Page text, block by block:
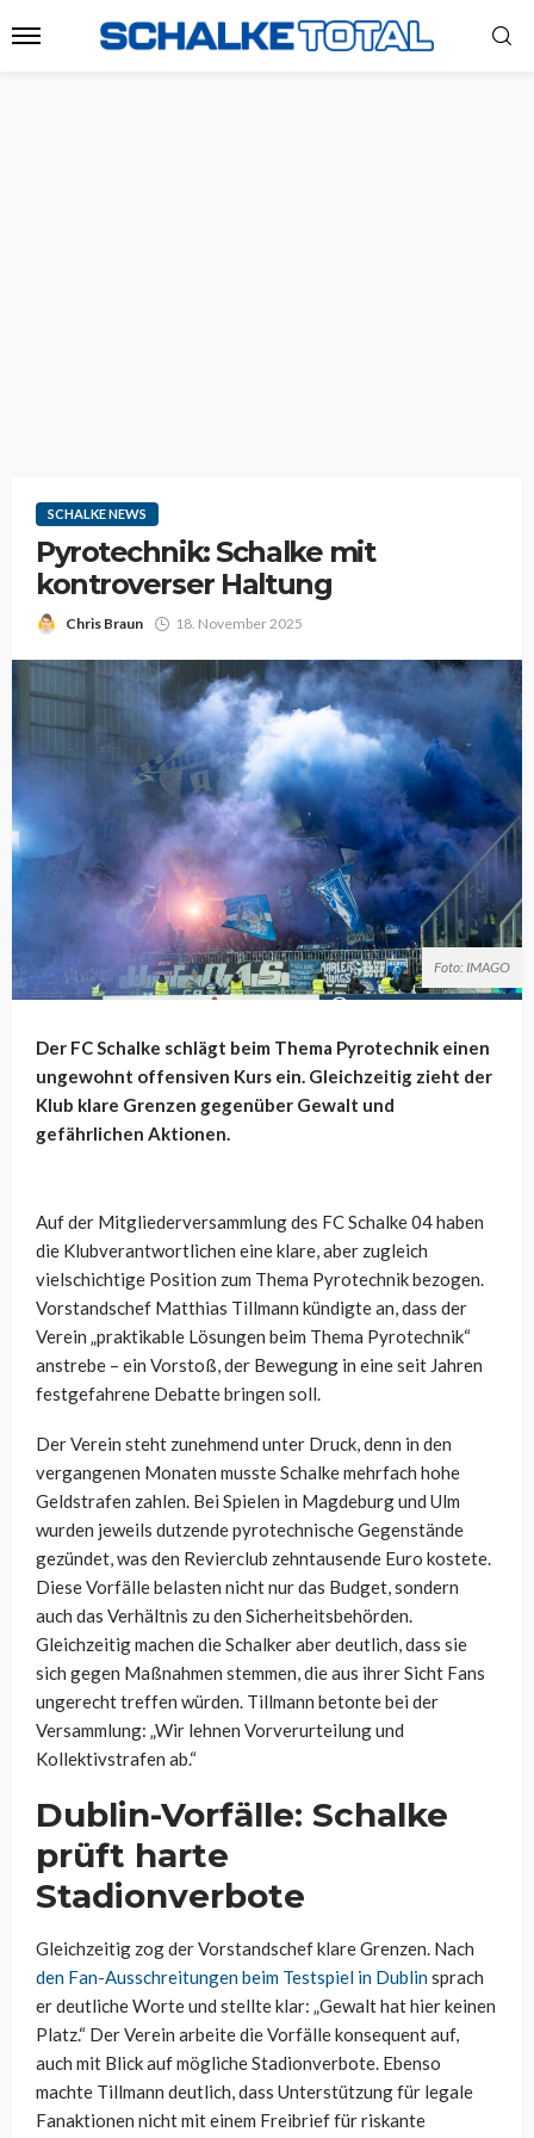
SCHALKE NEWS
Pyrotechnik: Schalke mit
kontroverser Haltung
Chris Braun 18. November 2025
Foto: IMAGO
Der FC Schalke schlägt beim Thema Pyrotechnik einen
ungewohnt offensiven Kurs ein. Gleichzeitig zieht der
Klub klare Grenzen gegenüber Gewalt und
gefährlichen Aktionen.
Auf der Mitgliederversammlung des FC Schalke 04 haben
die Klubverantwortlichen eine klare, aber zugleich
vielschichtige Position zum Thema Pyrotechnik bezogen.
Vorstandschef Matthias Tillmann kündigte an, dass der
Verein „praktikable Lösungen beim Thema Pyrotechnik“
anstrebe – ein Vorstoß, der Bewegung in eine seit Jahren
festgefahrene Debatte bringen soll.
Der Verein steht zunehmend unter Druck, denn in den
vergangenen Monaten musste Schalke mehrfach hohe
Geldstrafen zahlen. Bei Spielen in Magdeburg und Ulm
wurden jeweils dutzende pyrotechnische Gegenstände
gezündet, was den Revierclub zehntausende Euro kostete.
Diese Vorfälle belasten nicht nur das Budget, sondern
auch das Verhältnis zu den Sicherheitsbehörden.
Gleichzeitig machen die Schalker aber deutlich, dass sie
sich gegen Maßnahmen stemmen, die aus ihrer Sicht Fans
ungerecht treffen würden. Tillmann betonte bei der
Versammlung: „Wir lehnen Vorverurteilung und
Kollektivstrafen ab.“
Dublin-Vorfälle: Schalke
prüft harte
Stadionverbote
Gleichzeitig zog der Vorstandschef klare Grenzen. Nach
den Fan-Ausschreitungen beim Testspiel in Dublinsprach
er deutliche Worte und stellte klar: „Gewalt hat hier keinen
Platz.“ Der Verein arbeite die Vorfälle konsequent auf,
auch mit Blick auf mögliche Stadionverbote. Ebenso
machte Tillmann deutlich, dass Unterstützung für legale
Fanaktionen nicht mit einem Freibrief für riskante